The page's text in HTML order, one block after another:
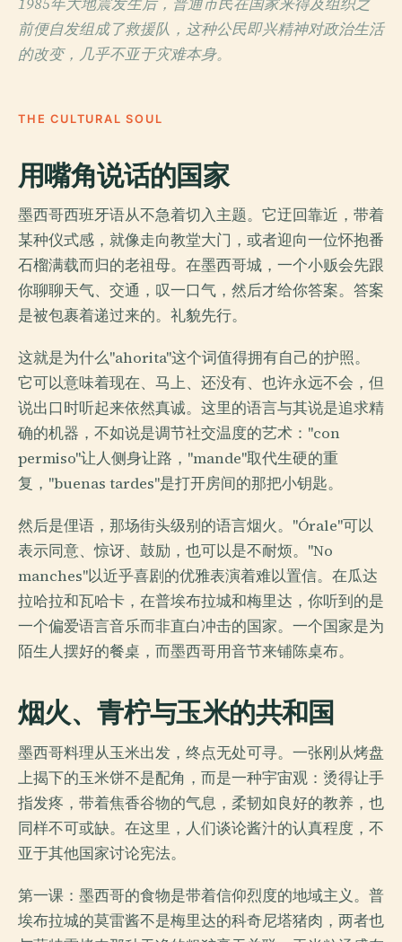
前便自发组成了救援队，这种公民即兴精神对政治生活
的改变，几乎不亚于灾难本身。
THE CULTURAL SOUL
用嘴角说话的国家
墨西哥西班牙语从不急着切入主题。它迂回靠近，带着
某种仪式感，就像走向教堂大门，或者迎向一位怀抱番
石榴满载而归的老祖母。在墨西哥城，一个小贩会先跟
你聊聊天气、交通，叹一口气，然后才给你答案。答案
是被包裹着递过来的。礼貌先行。
这就是为什么"ahorita"这个词值得拥有自己的护照。
它可以意味着现在、马上、还没有、也许永远不会，但
说出口时听起来依然真诚。这里的语言与其说是追求精
确的机器，不如说是调节社交温度的艺术："con
permiso"让人侧身让路，"mande"取代生硬的重
复，"buenas tardes"是打开房间的那把小钥匙。
然后是俚语，那场街头级别的语言烟火。"Órale"可以
表示同意、惊讶、鼓励，也可以是不耐烦。"No
manches"以近乎喜剧的优雅表演着难以置信。在瓜达
拉哈拉和瓦哈卡，在普埃布拉城和梅里达，你听到的是
一个偏爱语言音乐而非直白冲击的国家。一个国家是为
陌生人摆好的餐桌，而墨西哥用音节来铺陈桌布。
烟火、青柠与玉米的共和国
墨西哥料理从玉米出发，终点无处可寻。一张刚从烤盘
上揭下的玉米饼不是配角，而是一种宇宙观：烫得让手
指发疼，带着焦香谷物的气息，柔韧如良好的教养，也
同样不可或缺。在这里，人们谈论酱汁的认真程度，不
亚于其他国家讨论宪法。
第一课：墨西哥的食物是带着信仰烈度的地域主义。普
埃布拉城的莫雷酱不是梅里达的科奇尼塔猪肉，两者也